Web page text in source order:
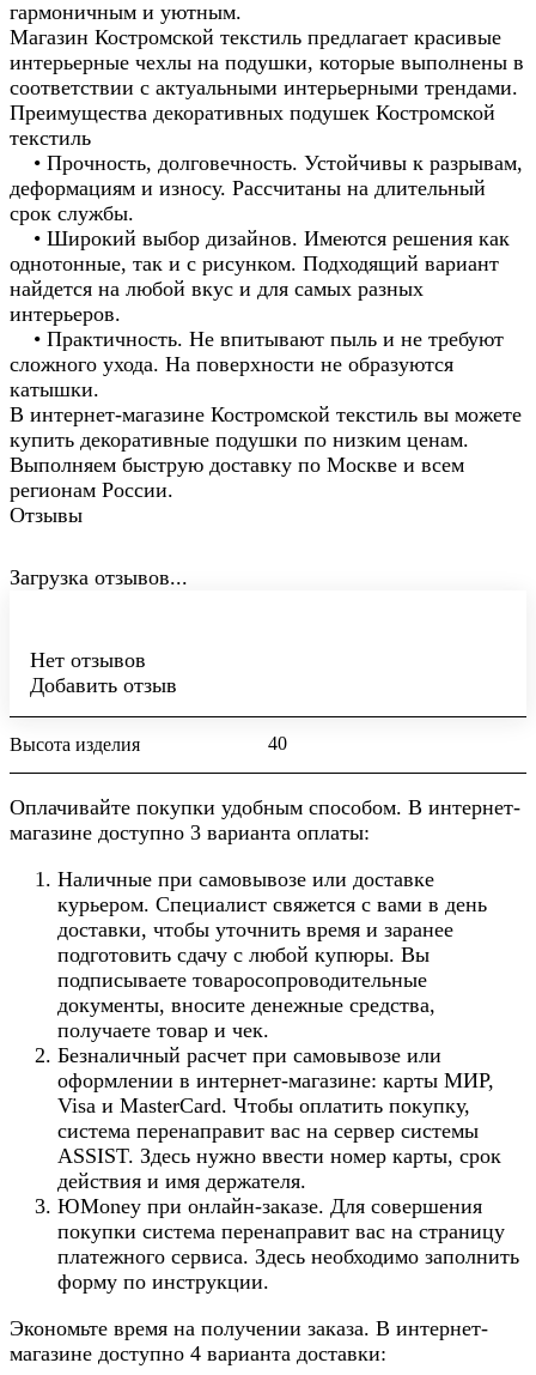
гармоничным и уютным.
Магазин Костромской текстиль предлагает красивые
интерьерные чехлы на подушки, которые выполнены в
соответствии с актуальными интерьерными трендами.
Преимущества декоративных подушек Костромской
текстиль
• Прочность, долговечность. Устойчивы к разрывам,
деформациям и износу. Рассчитаны на длительный
срок службы.
• Широкий выбор дизайнов. Имеются решения как
однотонные, так и с рисунком. Подходящий вариант
найдется на любой вкус и для самых разных
интерьеров.
• Практичность. Не впитывают пыль и не требуют
сложного ухода. На поверхности не образуются
катышки.
В интернет-магазине Костромской текстиль вы можете
купить декоративные подушки по низким ценам.
Выполняем быструю доставку по Москве и всем
регионам России.
Отзывы
Загрузка отзывов...
Нет отзывов
Добавить отзыв
Высота изделия 40
Оплачивайте покупки удобным способом. В интернет-
магазине доступно 3 варианта оплаты:
Наличные при самовывозе или доставке
курьером. Специалист свяжется с вами в день
доставки, чтобы уточнить время и заранее
подготовить сдачу с любой купюры. Вы
подписываете товаросопроводительные
документы, вносите денежные средства,
получаете товар и чек.
Безналичный расчет при самовывозе или
оформлении в интернет-магазине: карты МИР,
Visa и MasterCard. Чтобы оплатить покупку,
система перенаправит вас на сервер системы
ASSIST. Здесь нужно ввести номер карты, срок
действия и имя держателя.
ЮMoney при онлайн-заказе. Для совершения
покупки система перенаправит вас на страницу
платежного сервиса. Здесь необходимо заполнить
форму по инструкции.
Экономьте время на получении заказа. В интернет-
магазине доступно 4 варианта доставки: